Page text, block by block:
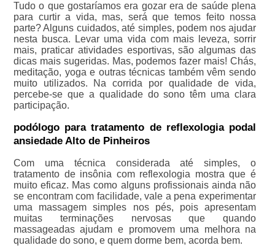
Tudo o que gostaríamos era gozar era de saúde plena
para curtir a vida, mas, será que temos feito nossa
parte? Alguns cuidados, até simples, podem nos ajudar
nesta busca. Levar uma vida com mais leveza, sorrir
mais, praticar atividades esportivas, são algumas das
dicas mais sugeridas. Mas, podemos fazer mais! Chás,
meditação, yoga e outras técnicas também vêm sendo
muito utilizados. Na corrida por qualidade de vida,
percebe-se que a qualidade do sono têm uma clara
participação.
podólogo para tratamento de reflexologia podal
ansiedade Alto de Pinheiros
Com uma técnica considerada até simples, o
tratamento de insônia com reflexologia mostra que é
muito eficaz. Mas como alguns profissionais ainda não
se encontram com facilidade, vale a pena experimentar
uma massagem simples nos pés, pois apresentam
muitas terminações nervosas que quando
massageadas ajudam e promovem uma melhora na
qualidade do sono, e quem dorme bem, acorda bem.